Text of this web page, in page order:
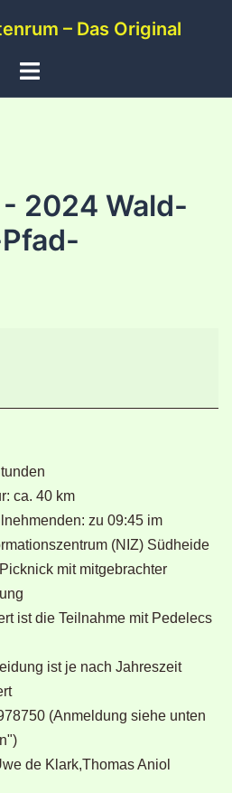
– Das Original
Menü
2024 Wald-
ca. 40 km
zu 09:45 im
(NIZ) Südheide
mit mitgebrachter
ist die Teilnahme mit Pedelecs
ist je nach Jahreszeit
(Anmeldung siehe unten
de Klark,Thomas Aniol